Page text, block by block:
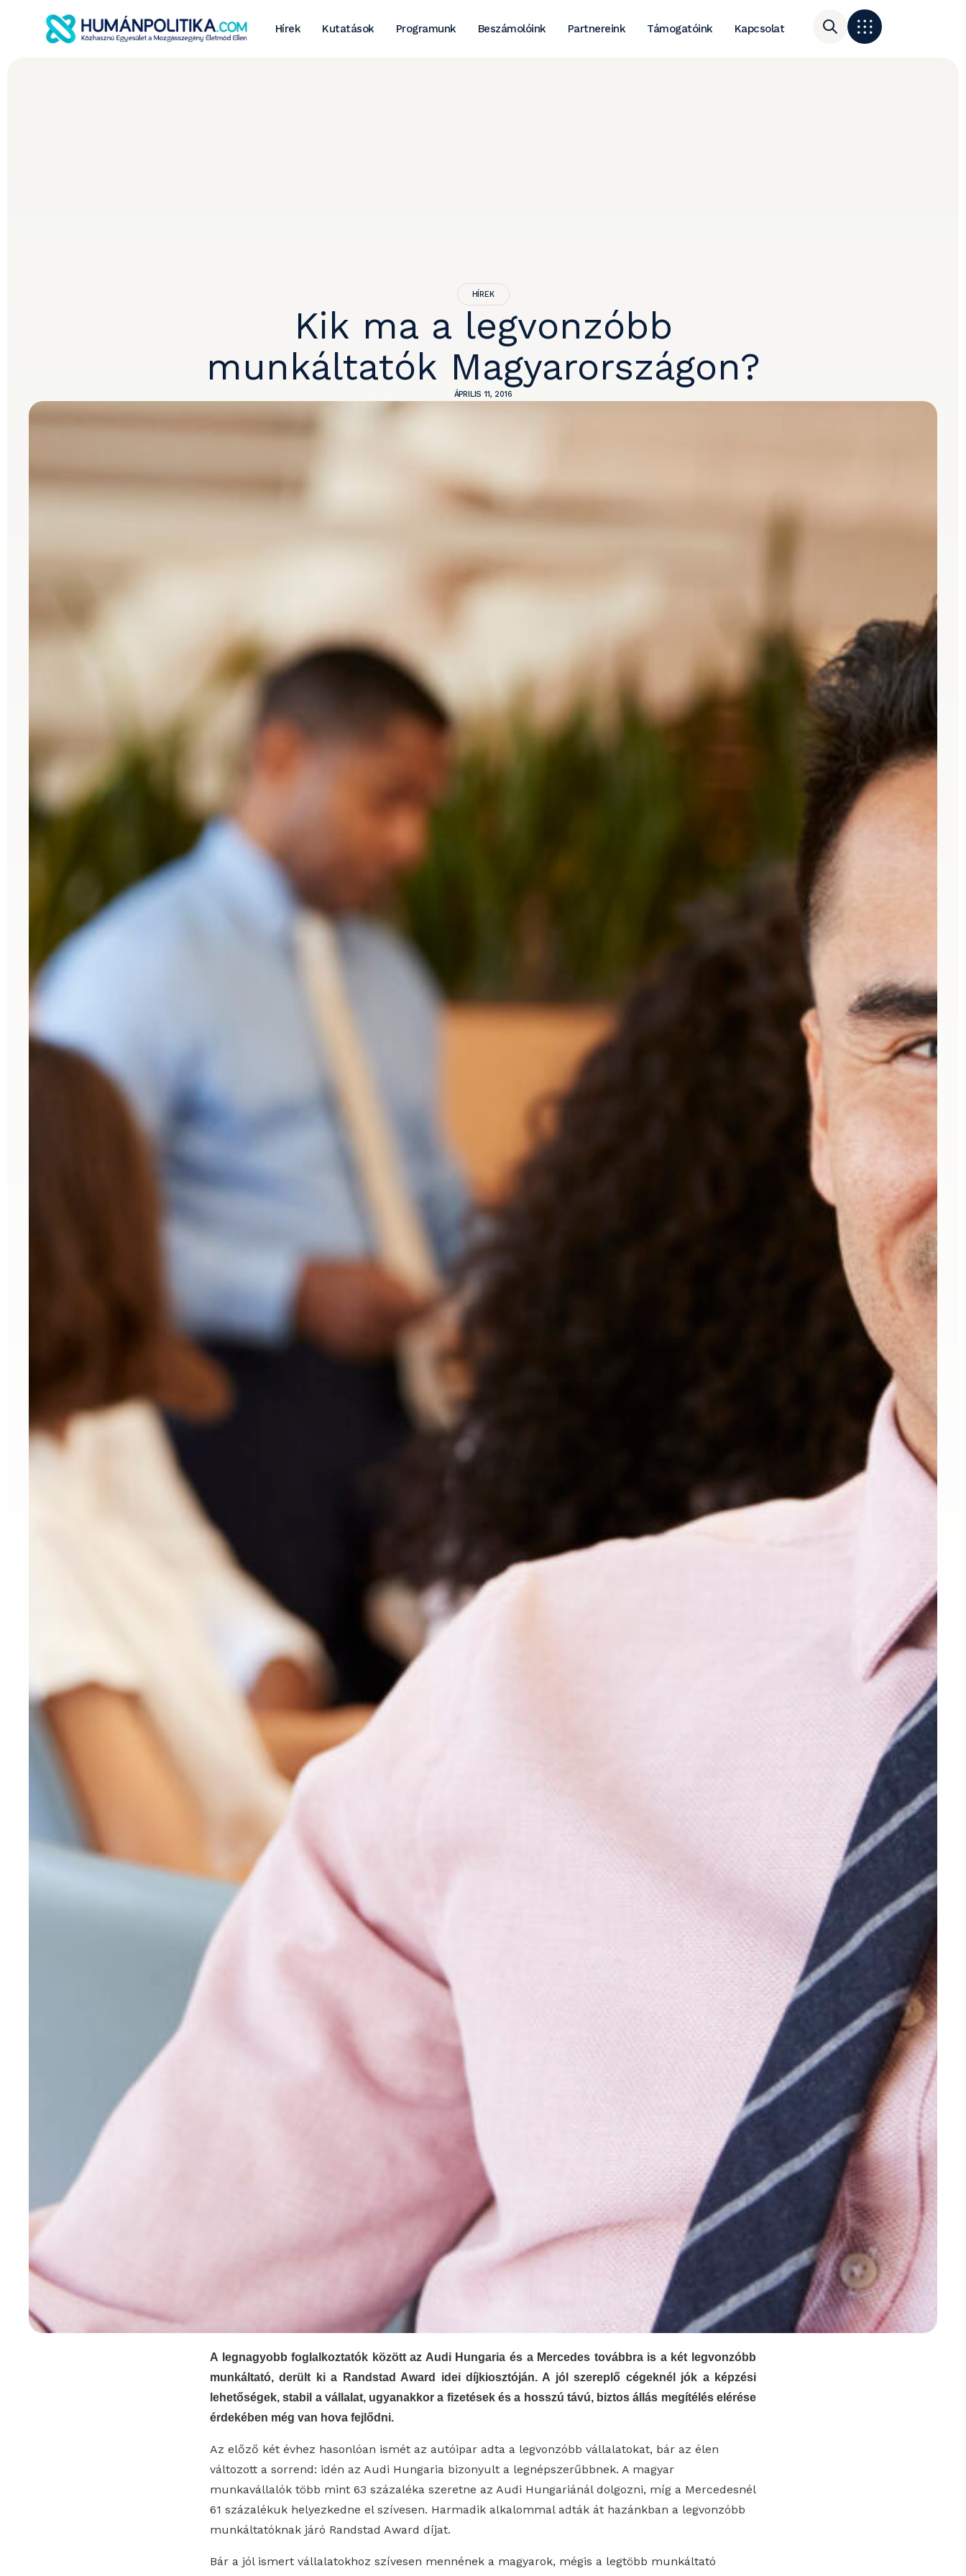
Hírek Kutatások Programunk Beszámolóink Partnereink Támogatóink Kapcsolat
HÍREK
Kik ma a legvonzóbb
munkáltatók Magyarországon?
ÁPRILIS 11, 2016
A legnagyobb foglalkoztatók között az Audi Hungaria és a Mercedes továbbra is a két legvonzóbb
munkáltató, derült ki a Randstad Award idei díjkiosztóján. A jól szereplő cégeknél jók a képzési
lehetőségek, stabil a vállalat, ugyanakkor a fizetések és a hosszú távú, biztos állás megítélés elérése
érdekében még van hova fejlődni.
Az előző két évhez hasonlóan ismét az autóipar adta a legvonzóbb vállalatokat, bár az élen
változott a sorrend: idén az Audi Hungaria bizonyult a legnépszerűbbnek. A magyar
munkavállalók több mint 63 százaléka szeretne az Audi Hungariánál dolgozni, míg a Mercedesnél
61 százalékuk helyezkedne el szívesen. Harmadik alkalommal adták át hazánkban a legvonzóbb
munkáltatóknak járó Randstad Award díjat.
Bár a jól ismert vállalatokhoz szívesen mennének a magyarok, mégis a legtöbb munkáltató